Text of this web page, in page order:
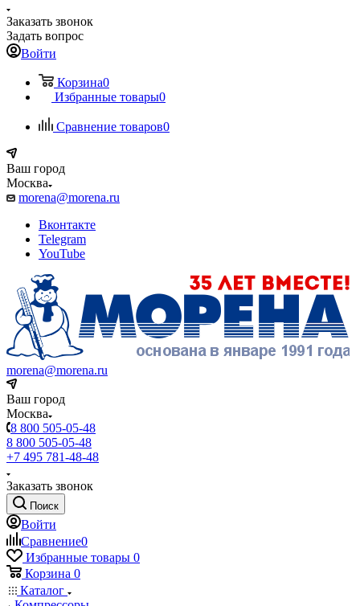
Заказать звонок
Задать вопрос
Войти
Корзина0
Избранные товары0
Сравнение товаров0
Ваш город
Москва
morena@morena.ru
Вконтакте
Telegram
YouTube
morena@morena.ru
Ваш город
Москва
8 800 505-05-48
8 800 505-05-48
+7 495 781-48-48
Заказать звонок
Поиск
Войти
Сравнение0
Избранные товары 0
Корзина 0
Каталог